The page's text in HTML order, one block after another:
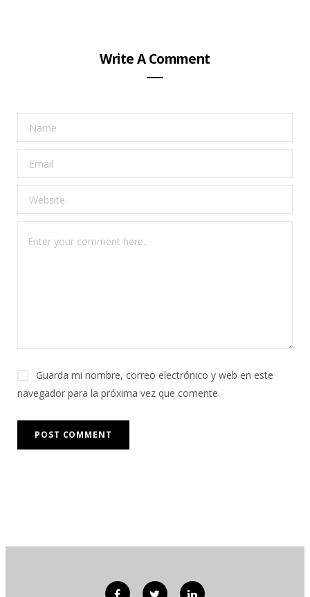
Write A Comment
Guarda mi nombre, correo electrónico y web en este
navegador para la próxima vez que comente.